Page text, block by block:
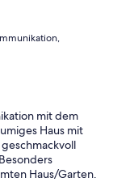
mit dem
Haus mit
Haus/Garten.